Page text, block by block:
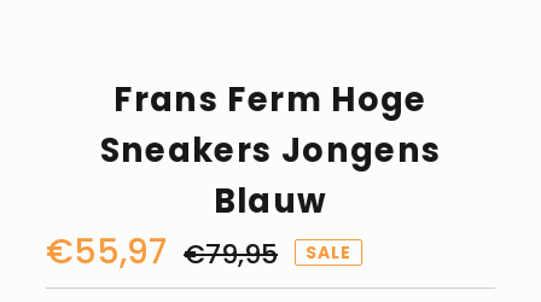
Frans Ferm Hoge
Sneakers Jongens
Blauw
Kortingsprijs
€55,97 Normale
prijs
€79,95 SALE